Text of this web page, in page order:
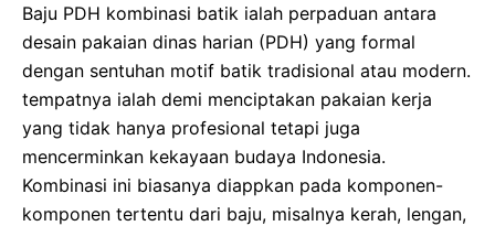
Baju PDH kombinasi batik ialah perpaduan antara
desain pakaian dinas harian (PDH) yang formal
dengan sentuhan motif batik tradisional atau modern.
tempatnya ialah demi menciptakan pakaian kerja
yang tidak hanya profesional tetapi juga
mencerminkan kekayaan budaya Indonesia.
Kombinasi ini biasanya diappkan pada komponen-
komponen tertentu dari baju, misalnya kerah, lengan,